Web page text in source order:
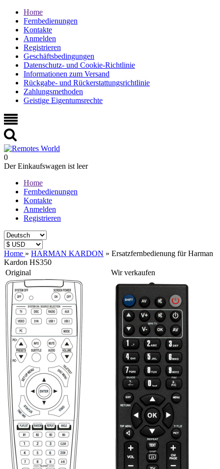
Home
Fernbedienungen
Kontakte
Anmelden
Registrieren
Geschäftsbedingungen
Datenschutz- und Cookie-Richtlinie
Informationen zum Versand
Rückgabe- und Rückerstattungsrichtlinie
Zahlungsmethoden
Geistige Eigentumsrechte
0
Der Einkaufswagen ist leer
Home
Fernbedienungen
Kontakte
Anmelden
Registrieren
Home » HARMAN KARDON » Ersatzfernbedienung für Harman
Kardon HS350
Original
Wir verkaufen